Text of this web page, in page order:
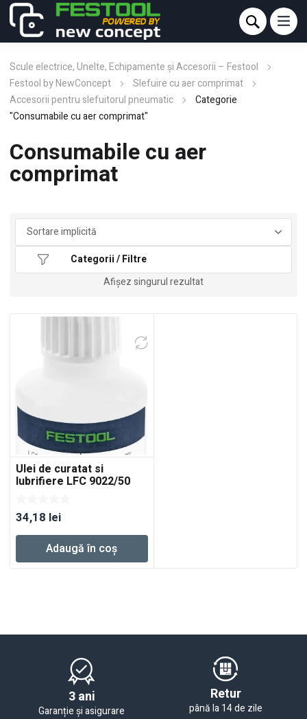
Scule electrice, Unelte, Echipamente și Accesorii – Festool
Festool by NewConcept
Slefuire cu aer comprimat
Accesorii pentru slefuitorul pneumatic
Categorie
"Consumabile cu aer comprimat"
Consumabile cu aer
comprimat
Afișez singurul rezultat
Categorii / Filtre
Ulei de curatat si
lubrifiere LFC 9022/50
34,18 lei
Adaugă în coș
3 ani
Garanție și asigurare
Retur
până la 14 de zile